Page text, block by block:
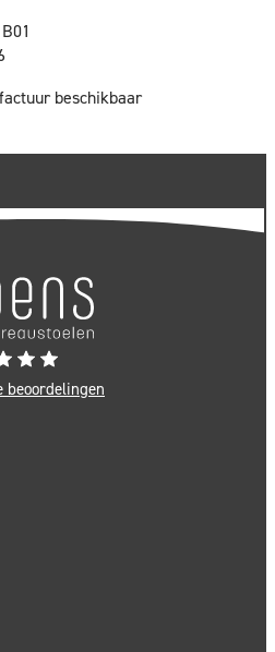
factuur beschikbaar
beoordelingen